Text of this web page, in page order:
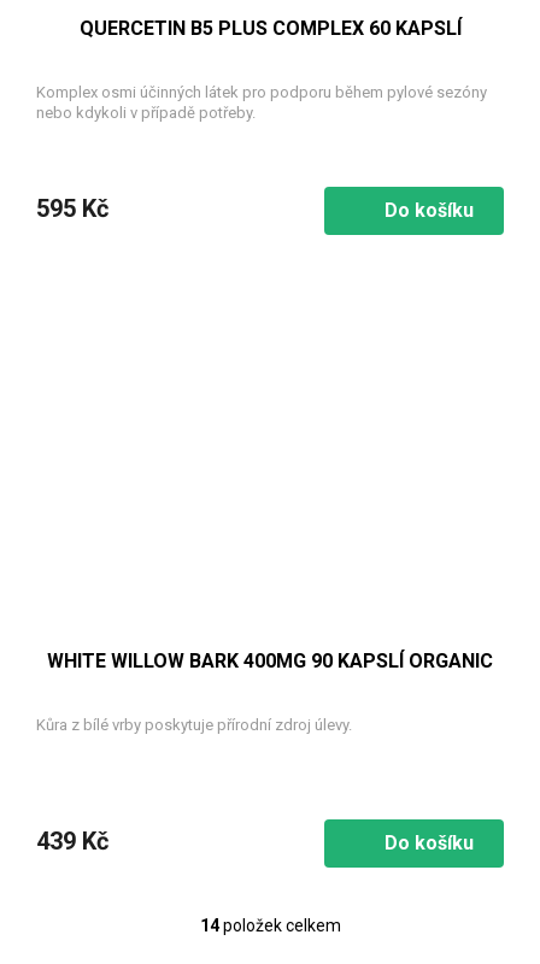
QUERCETIN B5 PLUS COMPLEX 60 KAPSLÍ
Komplex osmi účinných látek pro podporu během pylové sezóny
nebo kdykoli v případě potřeby.
595 Kč Do košíku
WHITE WILLOW BARK 400MG 90 KAPSLÍ ORGANIC
Kůra z bílé vrby poskytuje přírodní zdroj úlevy.
439 Kč Do košíku
O
14položek celkem